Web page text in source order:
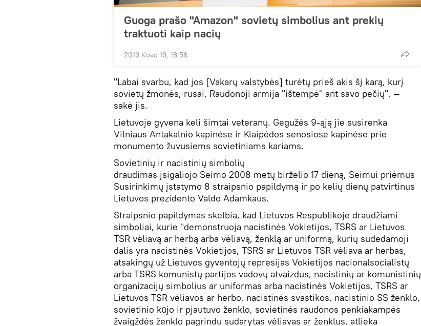
Guoga prašo "Amazon" sovietų simbolius ant prekių
traktuoti kaip nacių
2019 Kovo 19, 18:56
"Labai svarbu, kad jos [Vakarų valstybės] turėtų prieš akis šį karą, kurį
sovietų žmonės, rusai, Raudonoji armija "ištempė" ant savo pečių", —
sakė jis.
Lietuvoje gyvena keli šimtai veteranų. Gegužės 9-ąją jie susirenka
Vilniaus Antakalnio kapinėse ir Klaipėdos senosiose kapinėse prie
monumento žuvusiems sovietiniams kariams.
Sovietinių ir nacistinių simbolių
draudimas įsigaliojo Seimo 2008 metų birželio 17 dieną, Seimui priėmus
Susirinkimų įstatymo 8 straipsnio papildymą ir po kelių dienų patvirtinus
Lietuvos prezidento Valdo Adamkaus.
Straipsnio papildymas skelbia, kad Lietuvos Respublikoje draudžiami
simboliai, kurie "demonstruoja nacistinės Vokietijos, TSRS ar Lietuvos
TSR vėliavą ar herbą arba vėliavą, ženklą ar uniformą, kurių sudedamoji
dalis yra nacistinės Vokietijos, TSRS ar Lietuvos TSR vėliava ar herbas,
atsakingų už Lietuvos gyventojų represijas Vokietijos nacionalsocialistų
arba TSRS komunistų partijos vadovų atvaizdus, nacistinių ar komunistinių
organizacijų simbolius ar uniformas arba nacistinės Vokietijos, TSRS ar
Lietuvos TSR vėliavos ar herbo, nacistinės svastikos, nacistinio SS ženklo,
sovietinio kūjo ir pjautuvo ženklo, sovietinės raudonos penkiakampės
žvaigždės ženklo pagrindu sudarytas vėliavas ar ženklus, atlieka